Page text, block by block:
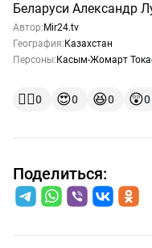
Беларуси Александр
Автор: Mir24.tv
География: Казахстан
Персоны: Касым-Жомарт
👍🏻0 😍0 😆0 😲0
Поделиться: